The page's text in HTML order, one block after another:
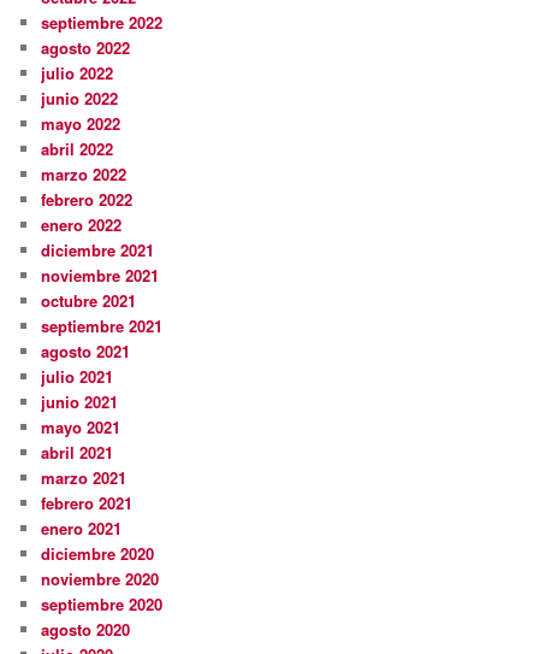
septiembre 2022
agosto 2022
julio 2022
junio 2022
mayo 2022
abril 2022
marzo 2022
febrero 2022
enero 2022
diciembre 2021
noviembre 2021
octubre 2021
septiembre 2021
agosto 2021
julio 2021
junio 2021
mayo 2021
abril 2021
marzo 2021
febrero 2021
enero 2021
diciembre 2020
noviembre 2020
septiembre 2020
agosto 2020